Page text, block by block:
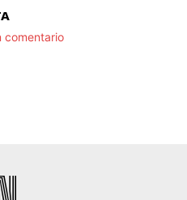
comentario